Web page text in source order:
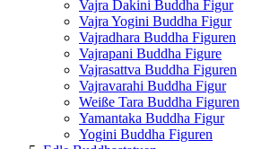
Vajra Dakini Buddha Figur
Vajra Yogini Buddha Figur
Vajradhara Buddha Figuren
Vajrapani Buddha Figure
Vajrasattva Buddha Figuren
Vajravarahi Buddha Figur
Weiße Tara Buddha Figuren
Yamantaka Buddha Figur
Yogini Buddha Figuren